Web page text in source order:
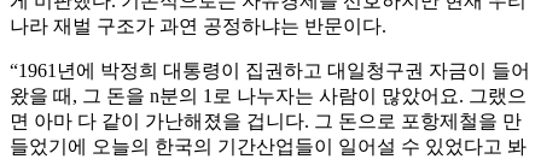
나라 재벌 구조가 과연 공정하냐는 반문이다.
“1961년에 박정희 대통령이 집권하고 대일청구권 자금이 들어
왔을 때, 그 돈을 n분의 1로 나누자는 사람이 많았어요. 그랬으
면 아마 다 같이 가난해졌을 겁니다. 그 돈으로 포항제철을 만
들었기에 오늘의 한국의 기간산업들이 일어설 수 있었다고 봐